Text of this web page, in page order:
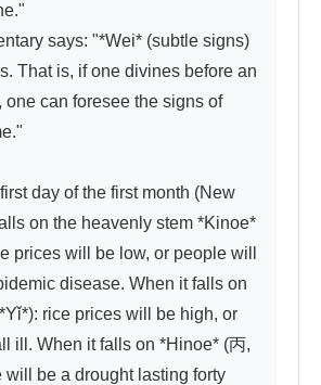
says: "*Wei* (subtle signs)
That is, if one divines before an
one can foresee the signs of
day of the first month (New
on the heavenly stem *Kinoe*
prices will be low, or people will
disease. When it falls on
rice prices will be high, or
ill. When it falls on *Hinoe* (丙,
will be a drought lasting forty